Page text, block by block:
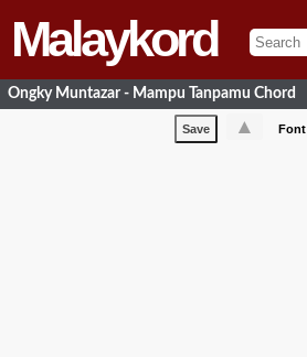
Malaykord
Ongky Muntazar - Mampu Tanpamu Chord
Save ▲ Font